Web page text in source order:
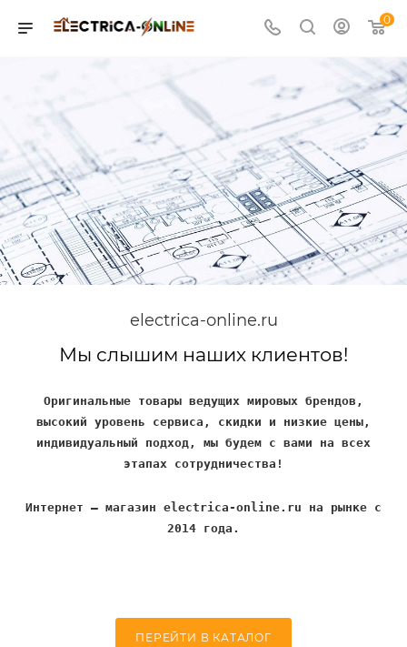
0
electrica-online.ru
Мы слышим наших клиентов!
Оригинальные товары ведущих мировых брендов,
высокий уровень сервиса, скидки и низкие цены,
индивидуальный подход, мы будем с вами на всех
этапах сотрудничества!
Интернет – магазин electrica-online.ru на рынке с
2014 года.
ПЕРЕЙТИ В КАТАЛОГ